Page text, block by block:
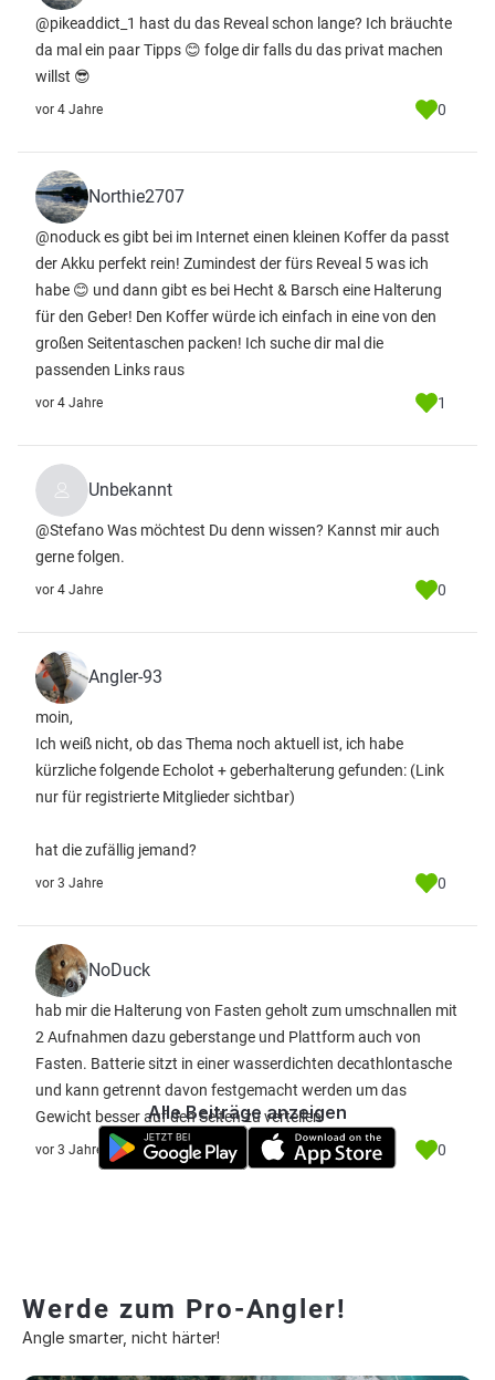
@pikeaddict_1 hast du das Reveal schon lange? Ich bräuchte
da mal ein paar Tipps 😊 folge dir falls du das privat machen
willst 😎
vor 4 Jahre 0
Northie2707
@noduck es gibt bei im Internet einen kleinen Koffer da passt
der Akku perfekt rein! Zumindest der fürs Reveal 5 was ich
habe 😊 und dann gibt es bei Hecht & Barsch eine Halterung
für den Geber! Den Koffer würde ich einfach in eine von den
großen Seitentaschen packen! Ich suche dir mal die
passenden Links raus
vor 4 Jahre 1
Unbekannt
@Stefano Was möchtest Du denn wissen? Kannst mir auch
gerne folgen.
vor 4 Jahre 0
Angler-93
moin,
Ich weiß nicht, ob das Thema noch aktuell ist, ich habe
kürzliche folgende Echolot + geberhalterung gefunden: (Link
nur für registrierte Mitglieder sichtbar)
hat die zufällig jemand?
vor 3 Jahre 0
NoDuck
hab mir die Halterung von Fasten geholt zum umschnallen mit
2 Aufnahmen dazu geberstange und Plattform auch von
Fasten. Batterie sitzt in einer wasserdichten decathlontasche
und kann getrennt davon festgemacht werden um das
Gewicht besser auf den Seiten zu verteilen
vor 3 Jahre 0
Alle Beiträge anzeigen
Werde zum Pro-Angler!
Angle smarter, nicht härter!